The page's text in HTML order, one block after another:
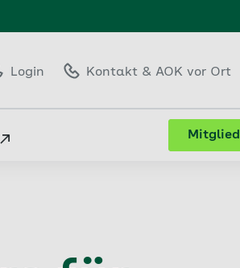
Login Kontakt & AOK vor Ort